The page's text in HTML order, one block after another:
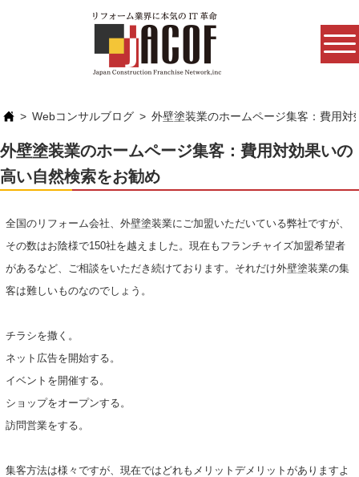
Webコンサルブログ 外壁塗装業のホームページ集客：費用
外壁塗装業のホームページ集客：費用対効果いの
高い自然検索をお勧め
全国のリフォーム会社、外壁塗装業にご加盟いただいている弊社ですが、
その数はお陰様で150社を越えました。現在もフランチャイズ加盟希望者
があるなど、ご相談をいただき続けております。それだけ外壁塗装業の集
客は難しいものなのでしょう。
チラシを撒く。
ネット広告を開始する。
イベントを開催する。
ショップをオープンする。
訪問営業をする。
集客方法は様々ですが、現在ではどれもメリットデメリットがありますよ